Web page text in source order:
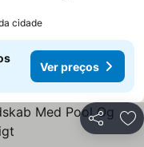
cidade
Ver preços
Partilhar